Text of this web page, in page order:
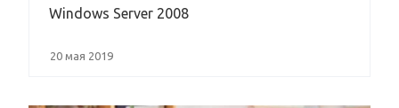
Windows Server 2008
20 мая 2019